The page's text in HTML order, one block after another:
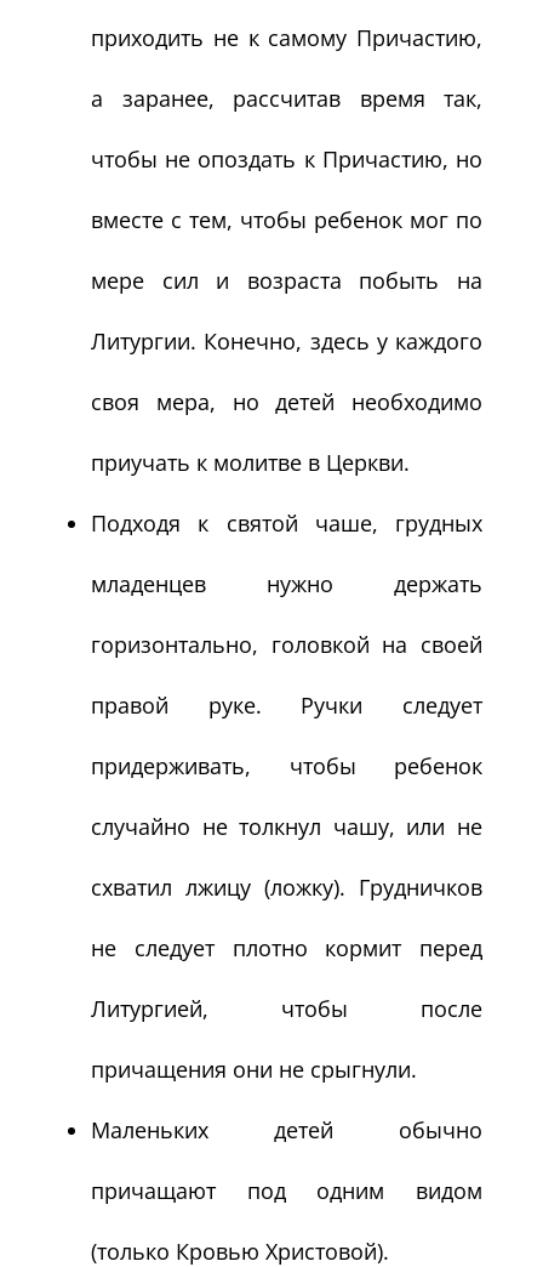
приходить не к самому Причастию,
а заранее, рассчитав время так,
чтобы не опоздать к Причастию, но
вместе с тем, чтобы ребенок мог по
мере сил и возраста побыть на
Литургии. Конечно, здесь у каждого
своя мера, но детей необходимо
приучать к молитве в Церкви.
Подходя к святой чаше, грудных
младенцев нужно держать
горизонтально, головкой на своей
правой руке. Ручки следует
придерживать, чтобы ребенок
случайно не толкнул чашу, или не
схватил лжицу (ложку). Грудничков
не следует плотно кормит перед
Литургией, чтобы после
причащения они не срыгнули.
Маленьких детей обычно
причащают под одним видом
(только Кровью Христовой).